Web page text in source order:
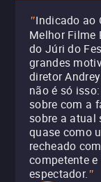
"Indicado ao
Melhor Filme
do Júri do
grandes
diretor
não é só
sobre com a
sobre a atual
quase como
recheado
competente
espectador."